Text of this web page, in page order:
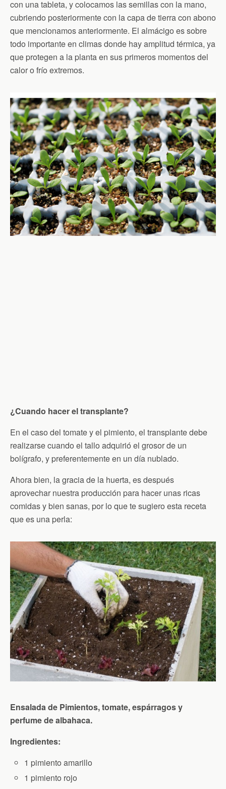
con una tableta, y colocamos las semillas con la mano,
cubriendo posteriormente con la capa de tierra con abono
que mencionamos anteriormente. El almácigo es sobre
todo importante en climas donde hay amplitud térmica, ya
que protegen a la planta en sus primeros momentos del
calor o frío extremos.
¿Cuando hacer el transplante?
En el caso del tomate y el pimiento, el transplante debe
realizarse cuando el tallo adquirió el grosor de un
bolígrafo, y preferentemente en un día nublado.
Ahora bien, la gracia de la huerta, es después
aprovechar nuestra producción para hacer unas ricas
comidas y bien sanas, por lo que te sugiero esta receta
que es una perla:
Ensalada de Pimientos, tomate, espárragos y
perfume de albahaca.
Ingredientes:
1 pimiento amarillo
1 pimiento rojo